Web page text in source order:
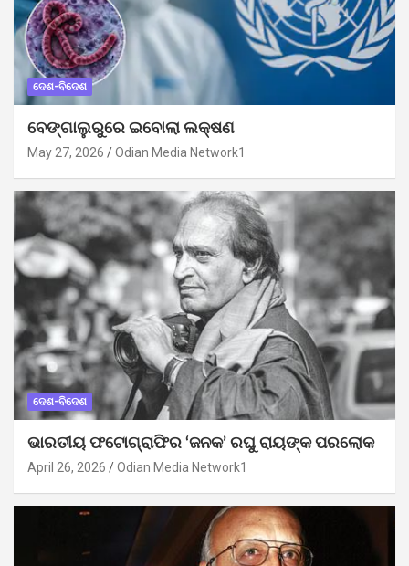
ଦେଶ-ବିଦେଶ
ବେଙ୍ଗାଲୁରୁରେ ଇବୋଲା ଲକ୍ଷଣ
May 27, 2026 Odian Media Network1
ଦେଶ-ବିଦେଶ
ଭାରତୀୟ ଫଟୋଗ୍ରାଫିର ‘ଜନକ’ ରଘୁ ରାୟଙ୍କ ପରଲୋକ
April 26, 2026 Odian Media Network1